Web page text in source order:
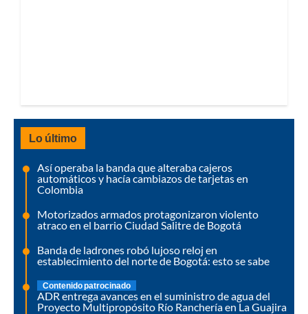
Lo último
Así operaba la banda que alteraba cajeros
automáticos y hacía cambiazos de tarjetas en
Colombia
Motorizados armados protagonizaron violento
atraco en el barrio Ciudad Salitre de Bogotá
Banda de ladrones robó lujoso reloj en
establecimiento del norte de Bogotá: esto se sabe
Contenido patrocinado
ADR entrega avances en el suministro de agua del
Proyecto Multipropósito Río Ranchería en La Guajira